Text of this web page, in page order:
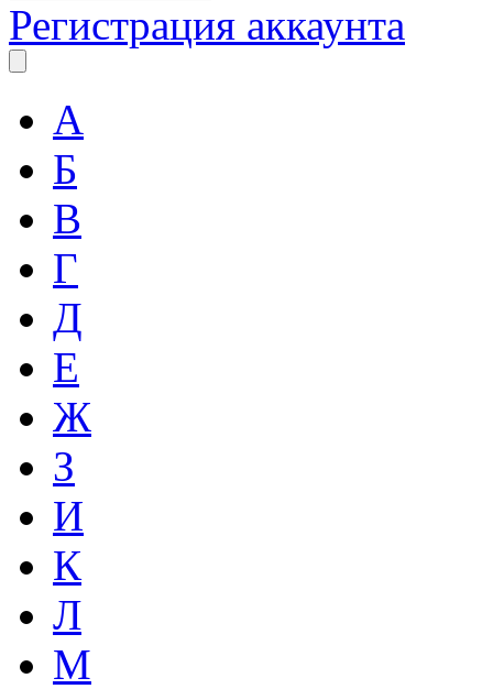
Регистрация аккаунта
А
Б
В
Г
Д
Е
Ж
З
И
К
Л
М